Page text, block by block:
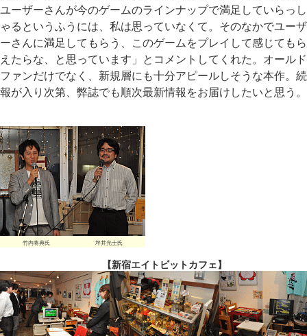
ユーザーさんが今のゲームのラインナップで満足していらっし
ゃるというふうには、私は思っていなくて。そのなかでユーザ
ーさんに満足してもらう、このゲームをプレイして感じてもら
えたらな、と思っています」とコメントしてくれた。オールド
ファンだけでなく、新規層にも十分アピールしそうな本作。続
報が入り次第、弊誌でも順次最新情報をお届けしたいと思う。
竹内将典氏 坪井光士氏
【新宿エイトビットカフェ】